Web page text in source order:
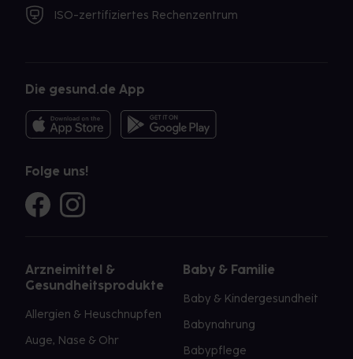
ISO-zertifiziertes Rechenzentrum
Die gesund.de App
Folge uns!
Arzneimittel &
Gesundheitsprodukte
Allergien & Heuschnupfen
Auge, Nase & Ohr
Baby & Familie
Baby & Kindergesundheit
Babynahrung
Babypflege